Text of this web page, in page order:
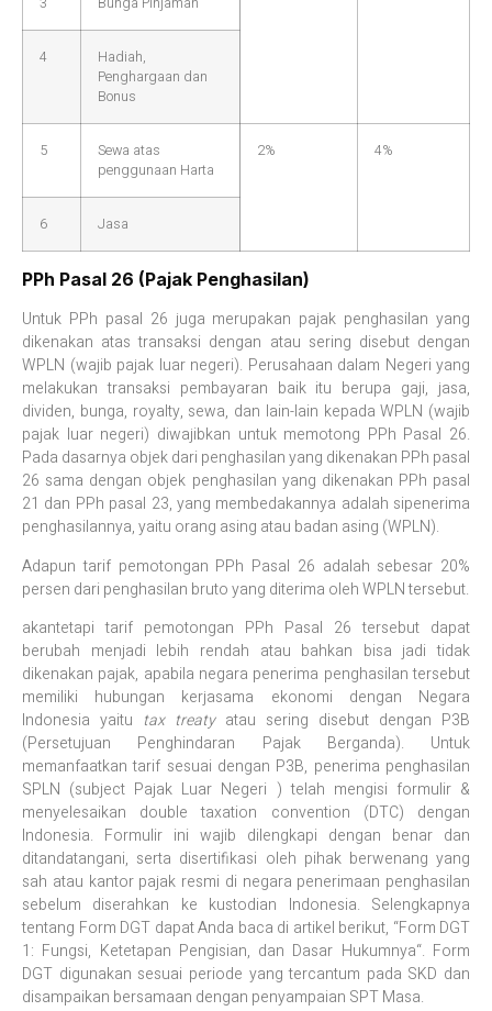
4
Hadiah,
Penghargaan dan
Bonus
5
Sewa atas
penggunaan Harta
2% 4%
6 Jasa
PPh Pasal 26 (Pajak Penghasilan)
Untuk PPh pasal 26 juga merupakan pajak penghasilan yang
dikenakan atas transaksi dengan atau sering disebut dengan
WPLN (wajib pajak luar negeri). Perusahaan dalam Negeri yang
melakukan transaksi pembayaran baik itu berupa gaji, jasa,
dividen, bunga, royalty, sewa, dan lain-lain kepada WPLN (wajib
pajak luar negeri) diwajibkan untuk memotong PPh Pasal 26.
Pada dasarnya objek dari penghasilan yang dikenakan PPh pasal
26 sama dengan objek penghasilan yang dikenakan PPh pasal
21 dan PPh pasal 23, yang membedakannya adalah sipenerima
penghasilannya, yaitu orang asing atau badan asing (WPLN).
Adapun tarif pemotongan PPh Pasal 26 adalah sebesar 20%
persen dari penghasilan bruto yang diterima oleh WPLN tersebut.
akantetapi tarif pemotongan PPh Pasal 26 tersebut dapat
berubah menjadi lebih rendah atau bahkan bisa jadi tidak
dikenakan pajak, apabila negara penerima penghasilan tersebut
memiliki hubungan kerjasama ekonomi dengan Negara
Indonesia yaitu tax treatyatau sering disebut dengan P3B
(Persetujuan Penghindaran Pajak Berganda). Untuk
memanfaatkan tarif sesuai dengan P3B, penerima penghasilan
SPLN (subject Pajak Luar Negeri ) telah mengisi formulir &
menyelesaikan double taxation convention (DTC) dengan
Indonesia. Formulir ini wajib dilengkapi dengan benar dan
ditandatangani, serta disertifikasi oleh pihak berwenang yang
sah atau kantor pajak resmi di negara penerimaan penghasilan
sebelum diserahkan ke kustodian Indonesia. Selengkapnya
tentang Form DGT dapat Anda baca di artikel berikut, “Form DGT
1: Fungsi, Ketetapan Pengisian, dan Dasar Hukumnya“. Form
DGT digunakan sesuai periode yang tercantum pada SKD dan
disampaikan bersamaan dengan penyampaian SPT Masa.